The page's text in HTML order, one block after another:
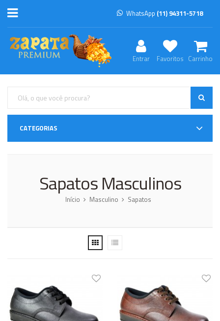
WhatsApp (11) 94311-5718
Entrar Favoritos Carrinho
CATEGORIAS
Sapatos Masculinos
Início Masculino Sapatos